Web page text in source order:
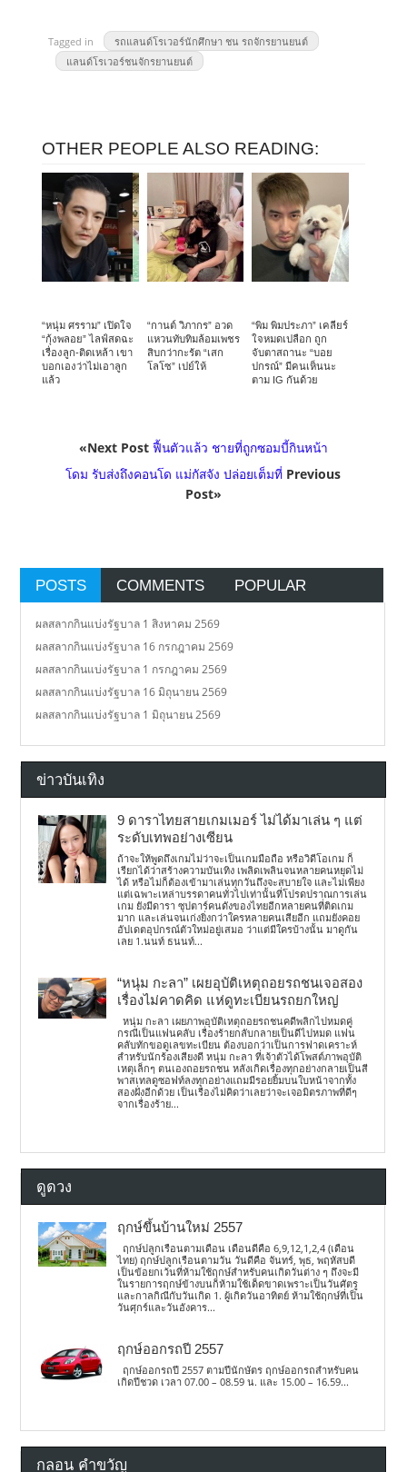
Tagged in
รถแลนด์โรเวอร์นักศึกษา ชน รถจักรยานยนต์
แลนด์โรเวอร์ชนจักรยานยนต์
OTHER PEOPLE ALSO READING:
“หนุ่ม ศรราม” เปิดใจ
“กุ้งพลอย” ไลฟ์สดฉะ
เรื่องลูก-ติดเหล้า เขา
บอกเองว่าไม่เอาลูก
แล้ว
“กานต์ วิภากร” อวด
แหวนทับทิมล้อมเพชร
สิบกว่ากะรัต “เสก
โลโซ” เปย์ให้
“พิม พิมประภา” เคลียร์
ใจหมดเปลือก ถูก
จับตาสถานะ “บอย
ปกรณ์” มีคนเห็นนะ
ตาม IG กันด้วย
«Next Post ฟื้นตัวแล้ว ชายที่ถูกซอมบี้กินหน้า
โดม รับส่งถึงคอนโด แม่กัสจัง ปล่อยเต็มที่ Previous
Post»
POSTS COMMENTS POPULAR
ผลสลากกินแบ่งรัฐบาล 1 สิงหาคม 2569
ผลสลากกินแบ่งรัฐบาล 16 กรกฎาคม 2569
ผลสลากกินแบ่งรัฐบาล 1 กรกฎาคม 2569
ผลสลากกินแบ่งรัฐบาล 16 มิถุนายน 2569
ผลสลากกินแบ่งรัฐบาล 1 มิถุนายน 2569
ข่าวบันเทิง
9 ดาราไทยสายเกมเมอร์ ไม่ได้มาเล่น ๆ แต่
ระดับเทพอย่างเซียน
ถ้าจะให้พูดถึงเกมไม่ว่าจะเป็นเกมมือถือ หรือวิดีโอเกม ก็
เรียกได้ว่าสร้างความบันเทิง เพลิดเพลินจนหลายคนหยุดไม่
ได้ หรือไม่ก็ต้องเข้ามาเล่นทุกวันถึงจะสบายใจ และไม่เพียง
แต่เฉพาะเหล่าบรรดาคนทั่วไปเท่านั้นที่โปรดปราณการเล่น
เกม ยังมีดารา ซุปตาร์คนดังของไทยอีกหลายคนที่ติดเกม
มาก และเล่นจนเก่งยิ่งกว่าใครหลายคนเสียอีก แถมยังคอย
อัปเดตอุปกรณ์ตัวใหม่อยู่เสมอ ว่าแต่มีใครบ้างนั้น มาดูกัน
เลย 1.นนท์ ธนนท์...
“หนุ่ม กะลา” เผยอุบัติเหตุถอยรถชนเจอสอง
เรื่องไม่คาดคิด แห่ดูทะเบียนรถยกใหญ่
หนุ่ม กะลา เผยภาพอุบัติเหตุถอยรถชนคดีพลิกไปหมดคู่
กรณีเป็นแฟนคลับ เรื่องร้ายกลับกลายเป็นดีไปหมด แฟน
คลับทักขอดูเลขทะเบียน ต้องบอกว่าเป็นการฟาดเคราะห์
สำหรับนักร้องเสียงดี หนุ่ม กะลา ที่เจ้าตัวได้โพสต์ภาพอุบัติ
เหตุเล็กๆ ตนเองถอยรถชน หลังเกิดเรื่องทุกอย่างกลายเป็นสี
พาสเทลดูซอฟท์ลงทุกอย่างแถมมีรอยยิ้มบนใบหน้าจากทั้ง
สองฝั่งอีกด้วย เป็นเรื่องไม่คิดว่าเลยว่าจะเจอมิตรภาพที่ดีๆ
จากเรื่องร้าย...
ดูดวง
ฤกษ์ขึ้นบ้านใหม่ 2557
ฤกษ์ปลูกเรือนตามเดือน เดือนดีคือ 6,9,12,1,2,4 (เดือน
ไทย) ฤกษ์ปลูกเรือนตามวัน วันดีคือ จันทร์, พุธ, พฤหัสบดี
เป็นข้อยกเว้นที่ห้ามใช้ฤกษ์สำหรับคนเกิดวันต่าง ๆ ถึงจะมี
ในรายการฤกษ์ข้างบนก็ห้ามใช้เด็ดขาดเพราะเป็นวันศัตรู
และกาลกิณีกับวันเกิด 1. ผู้เกิดวันอาทิตย์ ห้ามใช้ฤกษ์ที่เป็น
วันศุกร์และวันอังคาร...
ฤกษ์ออกรถปี 2557
ฤกษ์ออกรถปี 2557 ตามปีนักษัตร ฤกษ์ออกรถสำหรับคน
เกิดปีชวด เวลา 07.00 – 08.59 น. และ 15.00 – 16.59...
กลอน คำขวัญ